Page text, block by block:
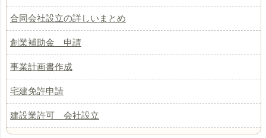
合同会社設立の詳しいまとめ
創業補助金 申請
事業計画書作成
宅建免許申請
建設業許可 会社設立